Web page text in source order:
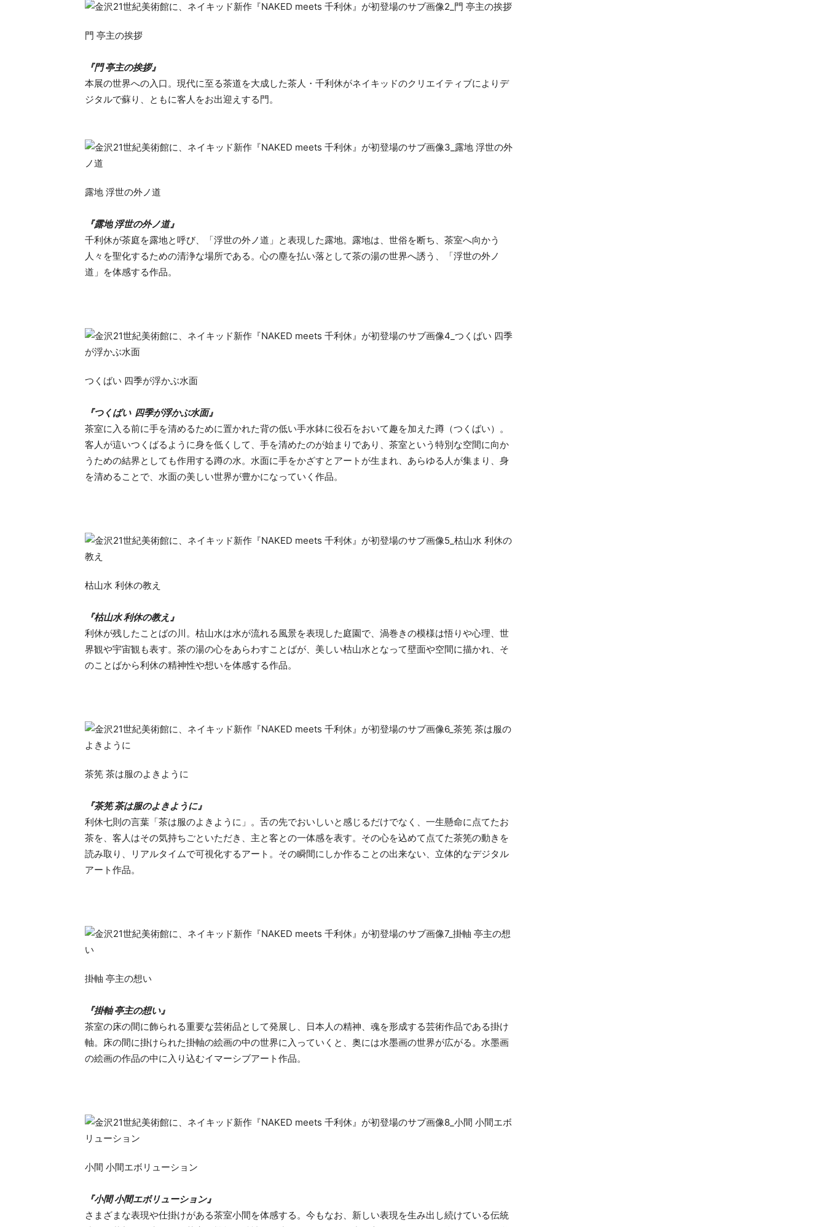
門 亭主の挨拶
『門 亭主の挨拶』
本展の世界への入口。現代に至る茶道を大成した茶人・千利休がネイキッドのクリエイティブによりデ
ジタルで蘇り、ともに客人をお出迎えする門。
露地 浮世の外ノ道
『露地 浮世の外ノ道』
千利休が茶庭を露地と呼び、「浮世の外ノ道」と表現した露地。露地は、世俗を断ち、茶室へ向かう
人々を聖化するための清浄な場所である。心の塵を払い落として茶の湯の世界へ誘う、「浮世の外ノ
道」を体感する作品。
つくばい 四季が浮かぶ水面
『つくばい 四季が浮かぶ水面』
茶室に入る前に手を清めるために置かれた背の低い手水鉢に役石をおいて趣を加えた蹲（つくばい）。
客人が這いつくばるように身を低くして、手を清めたのが始まりであり、茶室という特別な空間に向か
うための結界としても作用する蹲の水。水面に手をかざすとアートが生まれ、あらゆる人が集まり、身
を清めることで、水面の美しい世界が豊かになっていく作品。
枯山水 利休の教え
『枯山水 利休の教え』
利休が残したことばの川。枯山水は水が流れる風景を表現した庭園で、渦巻きの模様は悟りや心理、世
界観や宇宙観も表す。茶の湯の心をあらわすことばが、美しい枯山水となって壁面や空間に描かれ、そ
のことばから利休の精神性や想いを体感する作品。
茶筅 茶は服のよきように
『茶筅 茶は服のよきように』
利休七則の言葉「茶は服のよきように」。舌の先でおいしいと感じるだけでなく、一生懸命に点てたお
茶を、客人はその気持ちごといただき、主と客との一体感を表す。その心を込めて点てた茶筅の動きを
読み取り、リアルタイムで可視化するアート。その瞬間にしか作ることの出来ない、立体的なデジタル
アート作品。
掛軸 亭主の想い
『掛軸 亭主の想い』
茶室の床の間に飾られる重要な芸術品として発展し、日本人の精神、魂を形成する芸術作品である掛け
軸。床の間に掛けられた掛軸の絵画の中の世界に入っていくと、奥には水墨画の世界が広がる。水墨画
の絵画の作品の中に入り込むイマーシブアート作品。
小間 小間エボリューション
『小間 小間エボリューション』
さまざまな表現や仕掛けがある茶室小間を体感する。今もなお、新しい表現を生み出し続けている伝統